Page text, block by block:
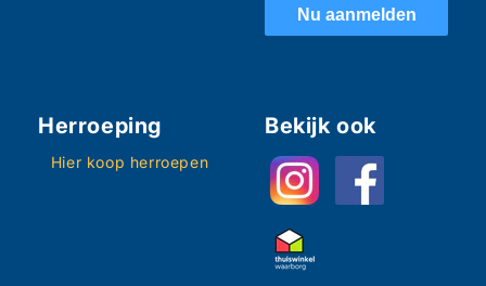
Nu aanmelden
Herroeping
Hier koop herroepen
Bekijk ook